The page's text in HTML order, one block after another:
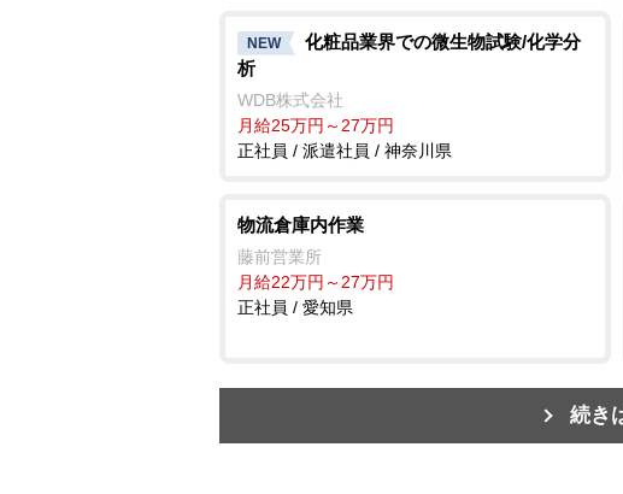
NEW
化粧品業界での微生物試験/化学分
析
WDB株式会社
月給25万円～27万円
正社員 / 派遣社員 / 神奈川県
物流倉庫内作業
藤前営業所
月給22万円～27万円
正社員 / 愛知県
続き